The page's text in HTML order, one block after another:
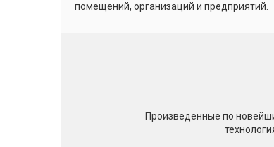
помещений, организаций и предприятий.
Произведенные по